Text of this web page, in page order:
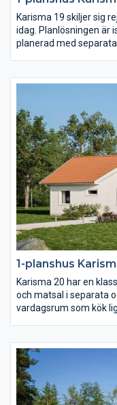
Karisma 19 skiljer sig
idag. Planlösningen är
planerad med
en egen passage
1-planshus
Karisma 20 har en
och matsal i separata
vardagsrum som kök
fån carport eller